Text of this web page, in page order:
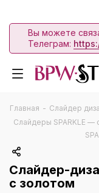
Вы можете
Телеграм:
Главная - Слайдер
Слайдеры SPARKLE
Слайдер-
с золотом